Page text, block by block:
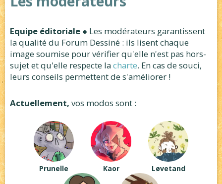
Equipe éditoriale ● Les modérateurs garantissent
la qualité du Forum Dessiné : ils lisent chaque
image soumise pour vérifier qu'elle n'est pas hors-
sujet et qu'elle respecte lacharte. En cas de souci,
leurs conseils permettent de s'améliorer !
Actuellement, vos modos sont :
Prunelle Kaor Løvetand